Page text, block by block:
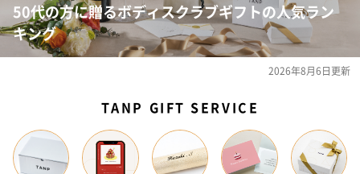
50代の方に贈るボディスクラブギフトの人気ラン
キング
2026年8月6日更新
TANP GIFT SERVICE